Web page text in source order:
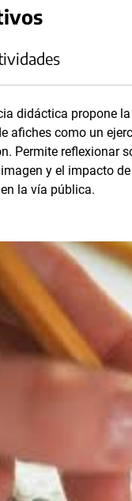
didáctica propone
afiches como un
Permite reflexionar
y el impacto
la vía pública.